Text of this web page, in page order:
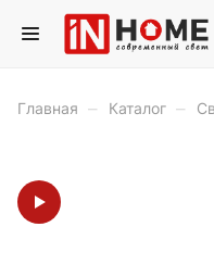
Главная – Каталог –